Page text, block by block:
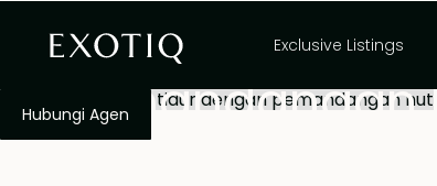
Exclusive Listings
Hubungi Agen
Vila satu
pemandangan